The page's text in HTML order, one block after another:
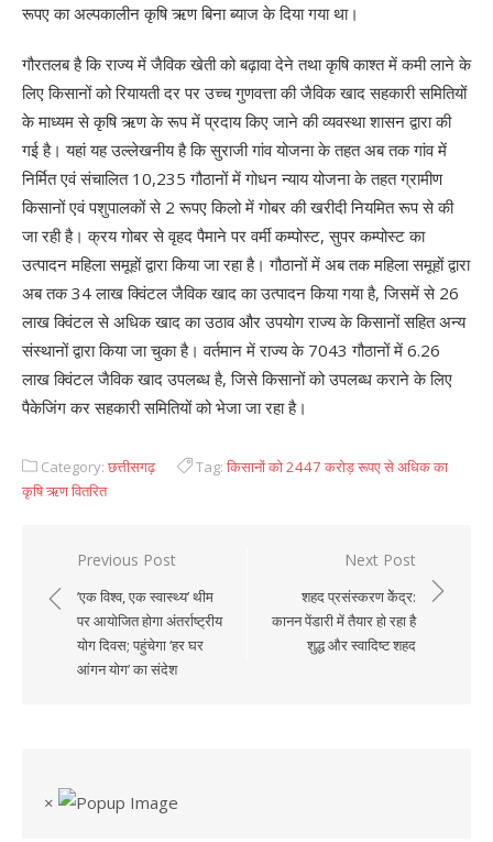
रूपए का अल्पकालीन कृषि ऋण बिना ब्याज के दिया गया था।
गौरतलब है कि राज्य में जैविक खेती को बढ़ावा देने तथा कृषि काश्त में कमी लाने के
लिए किसानों को रियायती दर पर उच्च गुणवत्ता की जैविक खाद सहकारी समितियों
के माध्यम से कृषि ऋण के रूप में प्रदाय किए जाने की व्यवस्था शासन द्वारा की
गई है। यहां यह उल्लेखनीय है कि सुराजी गांव योजना के तहत अब तक गांव में
निर्मित एवं संचालित 10,235 गौठानों में गोधन न्याय योजना के तहत ग्रामीण
किसानों एवं पशुपालकों से 2 रूपए किलो में गोबर की खरीदी नियमित रूप से की
जा रही है। क्रय गोबर से वृहद पैमाने पर वर्मी कम्पोस्ट, सुपर कम्पोस्ट का
उत्पादन महिला समूहों द्वारा किया जा रहा है। गौठानों में अब तक महिला समूहों द्वारा
अब तक 34 लाख क्विंटल जैविक खाद का उत्पादन किया गया है, जिसमें से 26
लाख क्विंटल से अधिक खाद का उठाव और उपयोग राज्य के किसानों सहित अन्य
संस्थानों द्वारा किया जा चुका है। वर्तमान में राज्य के 7043 गौठानों में 6.26
लाख क्विंटल जैविक खाद उपलब्ध है, जिसे किसानों को उपलब्ध कराने के लिए
पैकेजिंग कर सहकारी समितियों को भेजा जा रहा है।
Category: छत्तीसगढ़ Tag: किसानों को 2447 करोड़ रूपए से अधिक का
कृषि ऋण वितरित
Post
navigation
Previous Post
’एक विश्व, एक स्वास्थ्य’ थीम
पर आयोजित होगा अंतर्राष्ट्रीय
योग दिवस; पहुंचेगा ‘हर घर
आंगन योग’ का संदेश
Next Post
शहद प्रसंस्करण केेंद्र:
कानन पेंडारी में तैयार हो रहा है
शुद्ध और स्वादिष्ट शहद
×